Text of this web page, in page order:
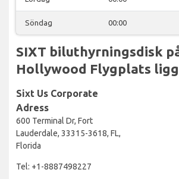
Söndag 00:00
SIXT biluthyrningsdisk
Hollywood Flygplats
Sixt Us Corporate
Adress
600 Terminal Dr, Fort
Lauderdale, 33315-3618, FL,
Florida
Tel: +1-8887498227